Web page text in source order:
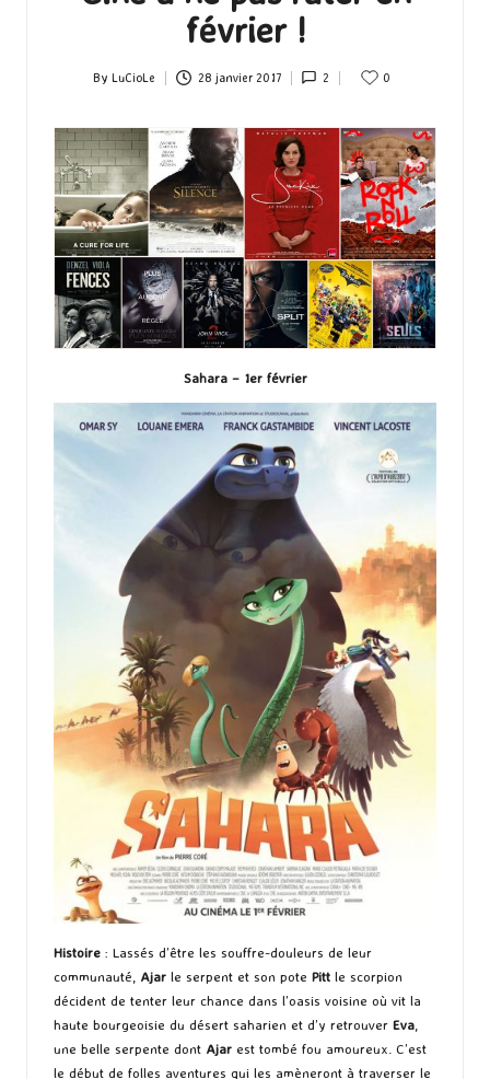
février !
Posted
By LuCioLe 28 janvier 2017 2 0
Sahara – 1er février
Histoire : Lassés d’être les souffre-douleurs de leur
communauté, Ajar le serpent et son pote Pitt le scorpion
décident de tenter leur chance dans l’oasis voisine où vit la
haute bourgeoisie du désert saharien et d’y retrouver Eva
une belle serpente dont Ajar est tombé fou amoureux. C’est
le début de folles aventures qui les amèneront à traverser le